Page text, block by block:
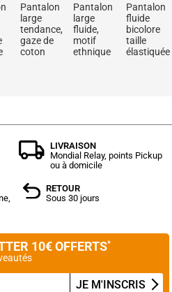
Pantalon
large
tendance,
gaze de
coton
Pantalon
large
fluide,
motif
ethnique
Pantalon
fluide
bicolore
taille
élastiquée
LIVRAISON
Mondial Relay, points Pickup
ou à domicile
RETOUR
Sous 30 jours
10€ OFFERTS*
JE M'INSCRIS